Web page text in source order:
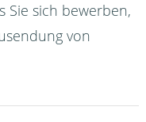
Sie sich bewerben,
von